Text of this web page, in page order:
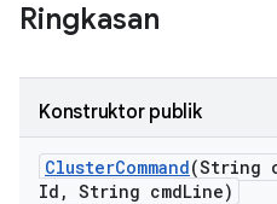
Ringkasan
Konstruktor publik
ClusterCommand(String
Id , String cmdLine)